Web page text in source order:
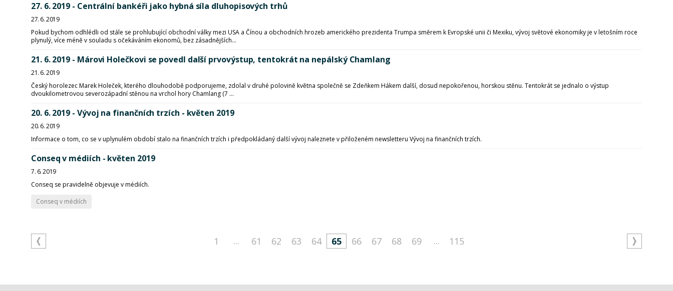
27. 6. 2019 - Centrální bankéři jako hybná síla dluhopisových trhů
27. 6. 2019
Pokud bychom odhlédli od stále se prohlubující obchodní války mezi USA a Čínou a obchodních hrozeb amerického prezidenta Trumpa směrem k Evropské unii či Mexiku, vývoj světové ekonomiky je v letošním roce
plynulý, více méně v souladu s očekáváním ekonomů, bez zásadnějších...
21. 6. 2019 - Márovi Holečkovi se povedl další prvovýstup, tentokrát na nepálský Chamlang
21. 6. 2019
Český horolezec Marek Holeček, kterého dlouhodobě podporujeme, zdolal v druhé polovině května společně se Zdeňkem Hákem další, dosud nepokořenou, horskou stěnu. Tentokrát se jednalo o výstup
dvoukilometrovou severozápadní stěnou na vrchol hory Chamlang (7 ...
20. 6. 2019 - Vývoj na finančních trzích - květen 2019
20. 6. 2019
Informace o tom, co se v uplynulém období stalo na finančních trzích i předpokládaný další vývoj naleznete v přiloženém newsletteru Vývoj na finančních trzích.
Conseq v médiích - květen 2019
7. 6. 2019
Conseq se pravidelně objevuje v médiích.
Conseq v médiích
1 ... 61 62 63 64 65 66 67 68 69 ... 115